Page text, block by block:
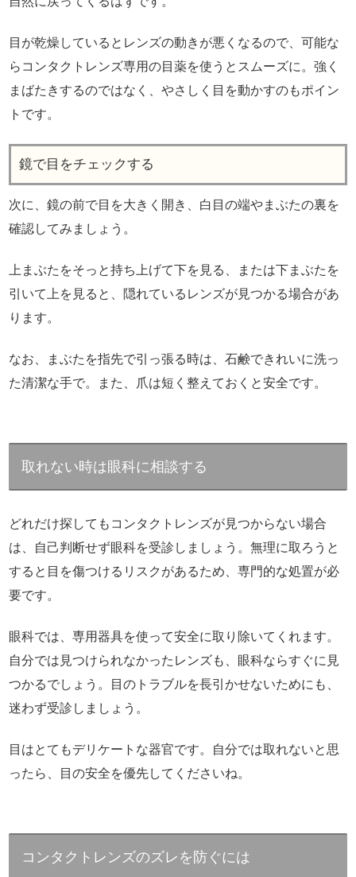
目が乾燥しているとレンズの動きが悪くなるので、可能な
らコンタクトレンズ専用の目薬を使うとスムーズに。強く
まばたきするのではなく、やさしく目を動かすのもポイン
トです。
鏡で目をチェックする
次に、鏡の前で目を大きく開き、白目の端やまぶたの裏を
確認してみましょう。
上まぶたをそっと持ち上げて下を見る、または下まぶたを
引いて上を見ると、隠れているレンズが見つかる場合があ
ります。
なお、まぶたを指先で引っ張る時は、石鹸できれいに洗っ
た清潔な手で。また、爪は短く整えておくと安全です。
取れない時は眼科に相談する
どれだけ探してもコンタクトレンズが見つからない場合
は、自己判断せず眼科を受診しましょう。無理に取ろうと
すると目を傷つけるリスクがあるため、専門的な処置が必
要です。
眼科では、専用器具を使って安全に取り除いてくれます。
自分では見つけられなかったレンズも、眼科ならすぐに見
つかるでしょう。目のトラブルを長引かせないためにも、
迷わず受診しましょう。
目はとてもデリケートな器官です。自分では取れないと思
ったら、目の安全を優先してくださいね。
コンタクトレンズのズレを防ぐには